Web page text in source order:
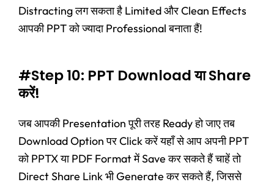
Distracting लग सकता है Limited और Clean Effects
आपकी PPT को ज्यादा Professional बनाता हैं!
#Step 10: PPT Download या Share
करें!
जब आपकी Presentation पूरी तरह Ready हो जाए तब
Download Option पर Click करें यहाँ से आप अपनी PPT
को PPTX या PDF Format में Save कर सकते हैं चाहें तो
Direct Share Link भी Generate कर सकते हैं, जिससे